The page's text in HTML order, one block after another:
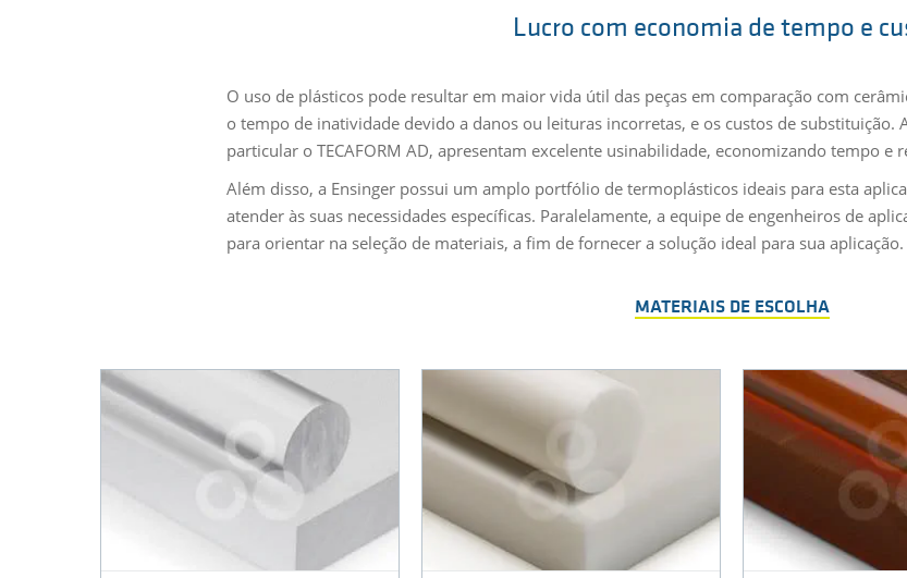
Lucro com economia de tempo e
O uso de plásticos pode resultar em maior vida útil das peças em comparação com
o tempo de inatividade devido a danos ou leituras incorretas, e os custos de substituição.
particular o TECAFORM AD, apresentam excelente usinabilidade, economizando tempo e
Além disso, a Ensinger possui um amplo portfólio de termoplásticos ideais para esta
atender às suas necessidades específicas. Paralelamente, a equipe de engenheiros de
para orientar na seleção de materiais, a fim de fornecer a solução ideal para sua aplicação.
MATERIAIS DE ESCOLHA